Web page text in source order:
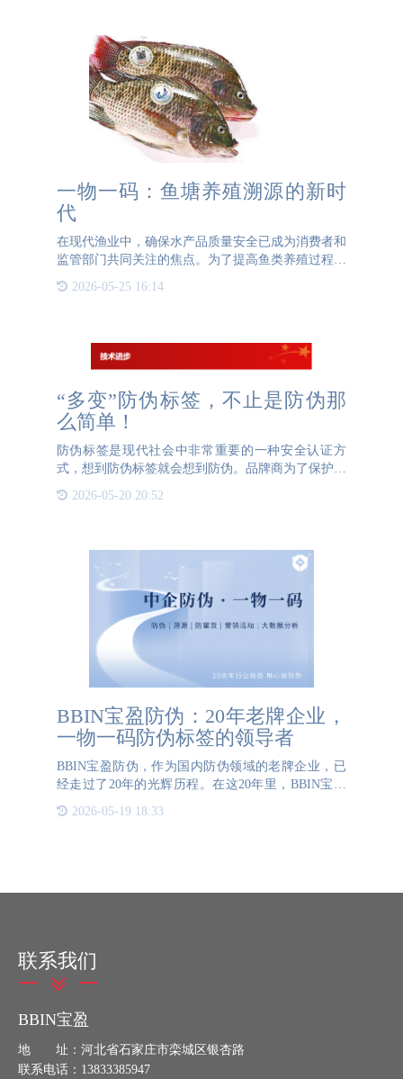
一物一码：鱼塘养殖溯源的新时
代
在现代渔业中，确保水产品质量安全已成为消费者和
监管部门共同关注的焦点。为了提高鱼类养殖过程的
透明度和可追溯性，越来越多的鱼塘开始采用“一物
一码”二维码技术，实现对每条鱼的全程追踪溯源。
2026-05-25 16:14
“多变”防伪标签，不止是防伪那
么简单！
防伪标签是现代社会中非常重要的一种安全认证方
式，想到防伪标签就会想到防伪。品牌商为了保护自
尽办法在标签上下功夫。随着现代技术的不断发展，
2026-05-20 20:52
BBIN宝盈防伪：20年老牌企业，
一物一码防伪标签的领导者
BBIN宝盈防伪，作为国内防伪领域的老牌企业，已
经走过了20年的光辉历程。在这20年里，BBIN宝盈
方案，为上千家各行各业的企业保驾护航。BBIN宝
2026-05-19 18:33
联系我们
BBIN宝盈
地 址：河北省石家庄市栾城区银杏路
联系电话：13833385947